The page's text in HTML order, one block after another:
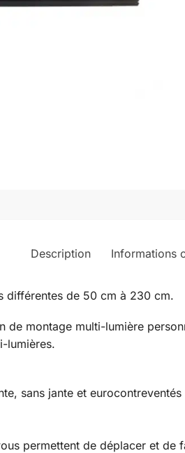
Description Informations
différentes de 50 cm à 230 cm.
de montage multi-lumière
lumières.
sans jante et eurocontreventés
permettent de déplacer et de